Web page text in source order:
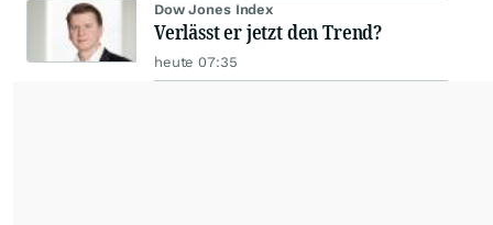
Dow Jones Index
Verlässt er jetzt den Trend?
heute 07:35